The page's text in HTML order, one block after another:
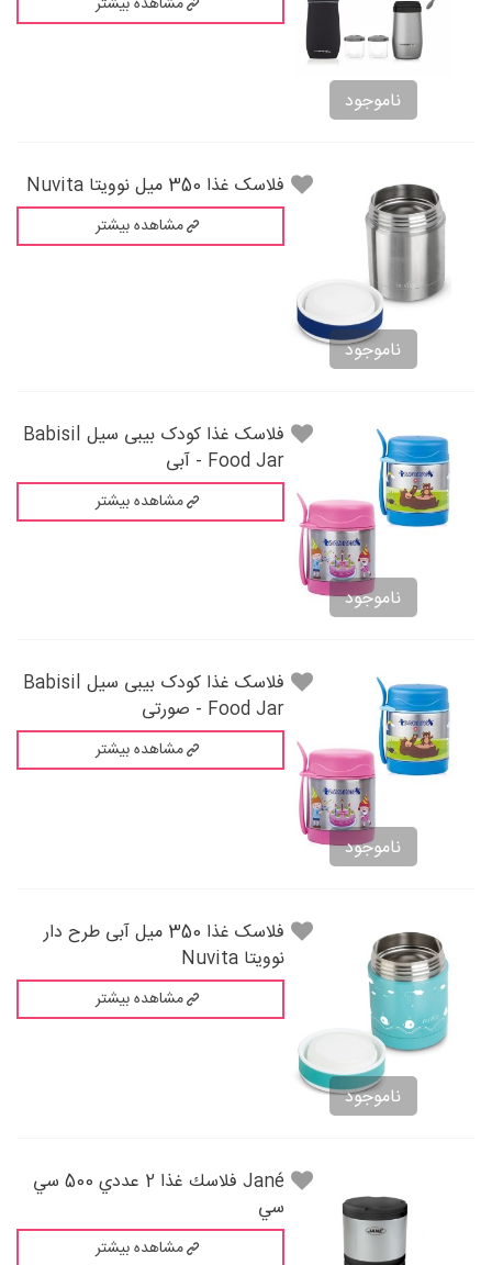
ناموجود
ناموجود
فلاسک غذا 350 میل نوویتا Nuvita
مشاهده بیشتر
ناموجود
فلاسک غذا کودک بیبی سیل Babisil
Food Jar - آبی
مشاهده بیشتر
ناموجود
فلاسک غذا کودک بیبی سیل Babisil
Food Jar - صورتی
مشاهده بیشتر
ناموجود
فلاسک غذا 350 میل آبی طرح دار
نوویتا Nuvita
مشاهده بیشتر
Jané فلاسك غذا 2 عددي 500 سي
سي
مشاهده بیشتر